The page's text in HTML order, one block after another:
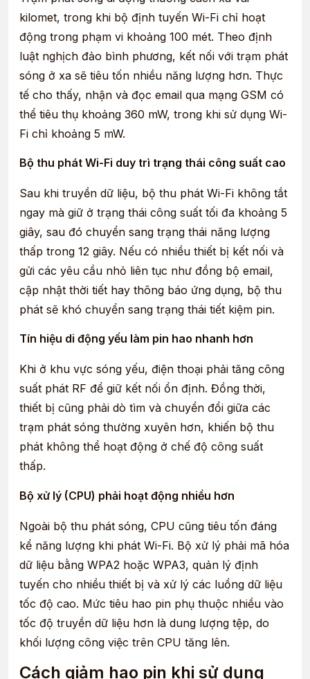
kilomet, trong khi bộ định tuyến Wi-Fi chỉ hoạt
động trong phạm vi khoảng 100 mét. Theo định
luật nghịch đảo bình phương, kết nối với trạm phát
sóng ở xa sẽ tiêu tốn nhiều năng lượng hơn. Thực
tế cho thấy, nhận và đọc email qua mạng GSM có
thể tiêu thụ khoảng 360 mW, trong khi sử dụng Wi-
Fi chỉ khoảng 5 mW.
Bộ thu phát Wi-Fi duy trì trạng thái công suất cao
Sau khi truyền dữ liệu, bộ thu phát Wi-Fi không tắt
ngay mà giữ ở trạng thái công suất tối đa khoảng 5
giây, sau đó chuyển sang trạng thái năng lượng
thấp trong 12 giây. Nếu có nhiều thiết bị kết nối và
gửi các yêu cầu nhỏ liên tục như đồng bộ email,
cập nhật thời tiết hay thông báo ứng dụng, bộ thu
phát sẽ khó chuyển sang trạng thái tiết kiệm pin.
Tín hiệu di động yếu làm pin hao nhanh hơn
Khi ở khu vực sóng yếu, điện thoại phải tăng công
suất phát RF để giữ kết nối ổn định. Đồng thời,
thiết bị cũng phải dò tìm và chuyển đổi giữa các
trạm phát sóng thường xuyên hơn, khiến bộ thu
phát không thể hoạt động ở chế độ công suất
thấp.
Bộ xử lý (CPU) phải hoạt động nhiều hơn
Ngoài bộ thu phát sóng, CPU cũng tiêu tốn đáng
kể năng lượng khi phát Wi-Fi. Bộ xử lý phải mã hóa
dữ liệu bằng WPA2 hoặc WPA3, quản lý định
tuyến cho nhiều thiết bị và xử lý các luồng dữ liệu
tốc độ cao. Mức tiêu hao pin phụ thuộc nhiều vào
tốc độ truyền dữ liệu hơn là dung lượng tệp, do
khối lượng công việc trên CPU tăng lên.
Cách giảm hao pin khi sử dụng